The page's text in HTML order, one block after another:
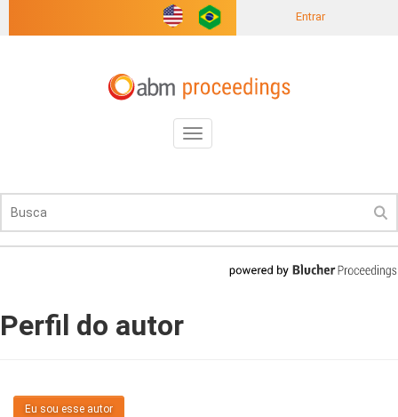
Entrar
Toggle
navigation
Perfil do autor
Eu sou esse autor